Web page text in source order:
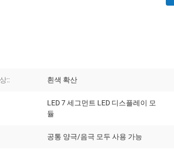
:: 흰색 확산
LED 7 세그먼트 LED 디스플레이 모
듈
공통 양극/음극 모두 사용 가능